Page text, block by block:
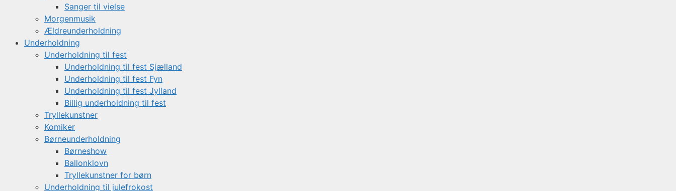
Sanger til vielse
Morgenmusik
Ældreunderholdning
Underholdning
Underholdning til fest
Underholdning til fest Sjælland
Underholdning til fest Fyn
Underholdning til fest Jylland
Billig underholdning til fest
Tryllekunstner
Komiker
Børneunderholdning
Børneshow
Ballonklovn
Tryllekunstner for børn
Underholdning til julefrokost